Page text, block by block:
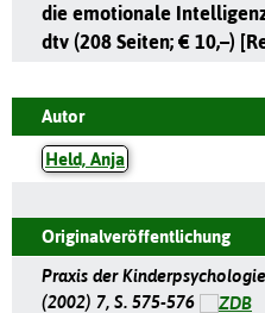
die emotionale
dtv (208 Seiten; € 10,–)
Autor
Held, Anja
Originalveröffentlichung
Praxis der
(2002) 7, S. 575-576